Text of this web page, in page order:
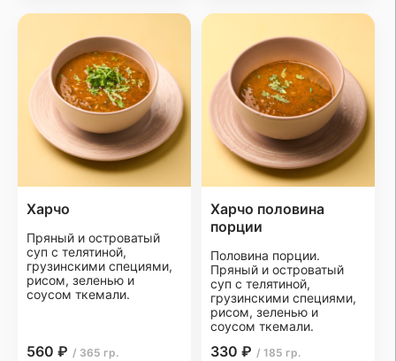
Харчо
Пряный и островатый
суп с телятиной,
грузинскими специями,
рисом, зеленью и
соусом ткемали.
560 ₽ / 365 гр.
Харчо половина
порции
Половина порции.
Пряный и островатый
суп с телятиной,
грузинскими специями,
рисом, зеленью и
соусом ткемали.
330 ₽ / 185 гр.